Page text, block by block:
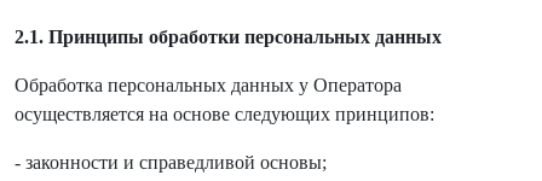
2.1. Принципы обработки персональных данных
Обработка персональных данных у Оператора
осуществляется на основе следующих принципов:
- законности и справедливой основы;